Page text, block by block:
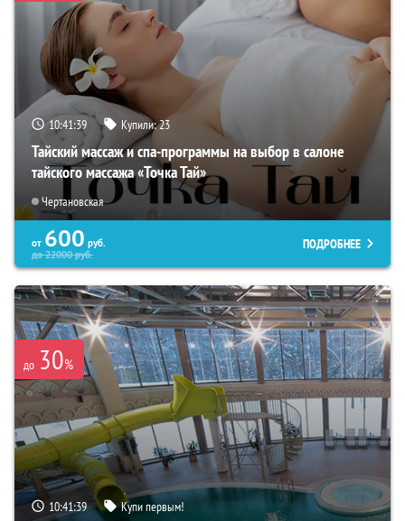
10:41:38 Купили:23
Тайский массаж и спа-программы на выбор в салоне
тайского массажа «Точка Тай»
Чертановская
от 600 руб.
до22000руб.
ПОДРОБНЕЕ
до 30%
10:41:38 Купи первым!